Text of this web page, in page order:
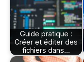
Guide pratique :
Créer et éditer des
fichiers dans…